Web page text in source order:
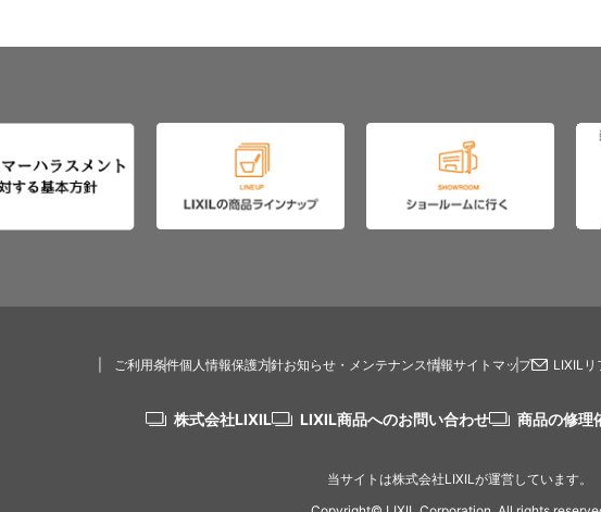
ご利用条件個人情報保護方針お知らせ・メンテナンス情報サイトマップ LIXILリ
株式会社LIXIL LIXIL商品へのお問い合わせ 商品の修理
当サイトは株式会社LIXILが運営しています。